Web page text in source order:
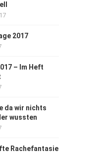
2017
– Im Heft
da wir nichts
wussten
Rachefantasie